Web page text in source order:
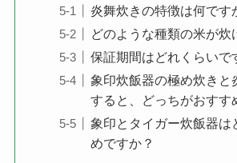
炎舞炊きの特徴は何です
どのような種類の米が炊
保証期間はどれくらいで
象印炊飯器の極め炊きと
すると、どっちがおすす
象印とタイガー炊飯器は
めですか？